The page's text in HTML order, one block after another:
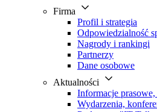
Firma
Profil i strategia
Odpowiedzialność
Nagrody i rankingi
Partnerzy
Dane osobowe
Aktualności
Informacje
Wydarzenia,